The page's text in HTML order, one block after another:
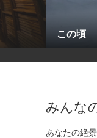
この頃
みんな
あなたの絶